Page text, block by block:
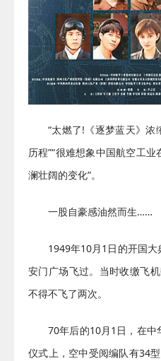
“太燃了!《逐梦蓝天》
历程”“很难想象中国航空工
澜壮阔的变化”。
一股自豪感油然而生……
1949年10月1日的开国
安门广场飞过。当时收缴飞
不得不飞了两次。
70年后的10月1日，在
仪式上，空中受阅编队有34